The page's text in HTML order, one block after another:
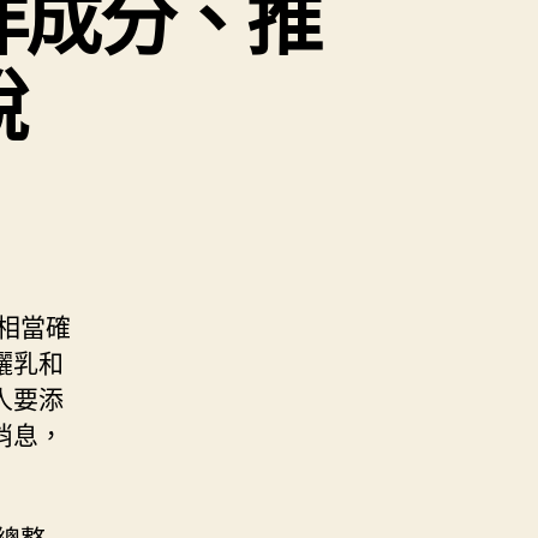
當確
乳和
要添
，